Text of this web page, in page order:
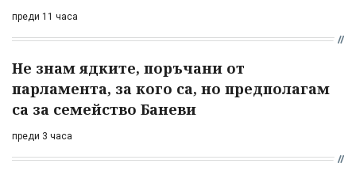
преди 11 часа
Не знам ядките, поръчани от
парламента, за кого са, но предполагам
са за семейство Баневи
преди 3 часа